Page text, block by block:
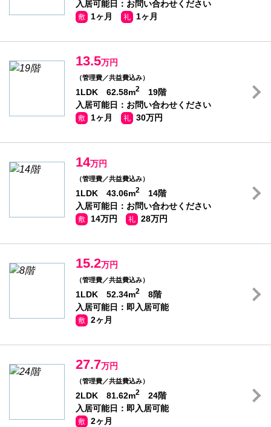
入居可能日：お問い合わせください
敷 1ヶ月 礼 1ヶ月
13.5万円
（管理費／共益費込み）
1LDK 62.58m2
19階
入居可能日：お問い合わせください
敷 1ヶ月 礼 30万円
14万円
（管理費／共益費込み）
1LDK 43.06m2
14階
入居可能日：お問い合わせください
敷 14万円 礼 28万円
15.2万円
（管理費／共益費込み）
1LDK 52.34m2
8階
入居可能日：即入居可能
敷 2ヶ月
27.7万円
（管理費／共益費込み）
2LDK 81.62m2
24階
入居可能日：即入居可能
敷 2ヶ月